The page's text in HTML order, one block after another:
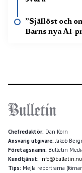
”Själlöst och
Barns nya AI-
Chefredaktör: Dan Korn
Ansvarig utgivare:Jakob
Företagsnamn: Bulletin
Kundtjänst: info@bulletin.nu
Tips: Mejla reportrarna